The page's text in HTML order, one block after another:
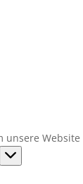
unsere